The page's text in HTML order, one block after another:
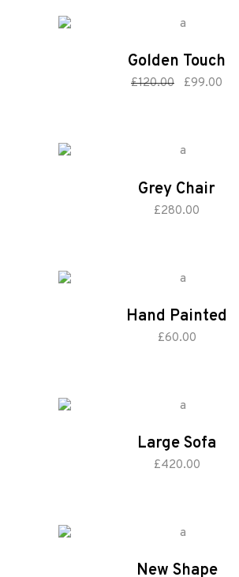
Golden Touch
£120.00 Original
£99.00
add to cart
Grey Chair
£280.00
add to cart
Hand Painted
£60.00
add to cart
Large Sofa
£420.00
add to cart
New Shape